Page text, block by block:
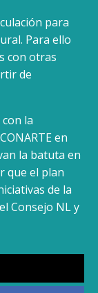
para
Para ello
con otras
de
la
en
la batuta en
que el plan
de la
Consejo NL y